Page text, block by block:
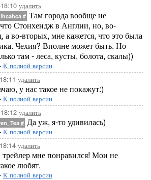
удалить
# Там города вообще не
Стонхендж в Англии, но, во-
а во-вторых, мне кажется, что это была
Чехия? Вполне может быть. Но
там - леса, кусты, болота, скалы))
К полной версии
удалить
у нас такое не покажут:)
К полной версии
удалить
# Да уж, я-то удивилась)
К полной версии
удалить
мне понравился! Мои не
любят.
К полной версии